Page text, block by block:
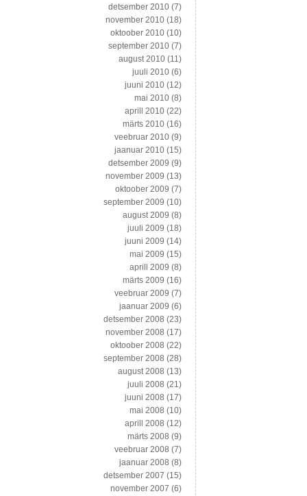
detsember 2010 (7)
november 2010 (18)
oktoober 2010 (10)
september 2010 (7)
august 2010 (11)
juuli 2010 (6)
juuni 2010 (12)
mai 2010 (8)
aprill 2010 (22)
märts 2010 (16)
veebruar 2010 (9)
jaanuar 2010 (15)
detsember 2009 (9)
november 2009 (13)
oktoober 2009 (7)
september 2009 (10)
august 2009 (8)
juuli 2009 (18)
juuni 2009 (14)
mai 2009 (15)
aprill 2009 (8)
märts 2009 (16)
veebruar 2009 (7)
jaanuar 2009 (6)
detsember 2008 (23)
november 2008 (17)
oktoober 2008 (22)
september 2008 (28)
august 2008 (13)
juuli 2008 (21)
juuni 2008 (17)
mai 2008 (10)
aprill 2008 (12)
märts 2008 (9)
veebruar 2008 (7)
jaanuar 2008 (8)
detsember 2007 (15)
november 2007 (6)